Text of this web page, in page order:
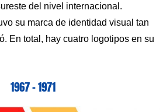
del nivel internacional.
su marca de identidad visual tan
En total, hay cuatro logotipos en su
1967 – 1971